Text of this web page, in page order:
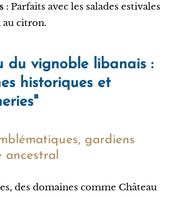
: Parfaits avec les salades estivales
au citron.
du vignoble libanais :
historiques et
gardiens
ancestral
des domaines comme Château